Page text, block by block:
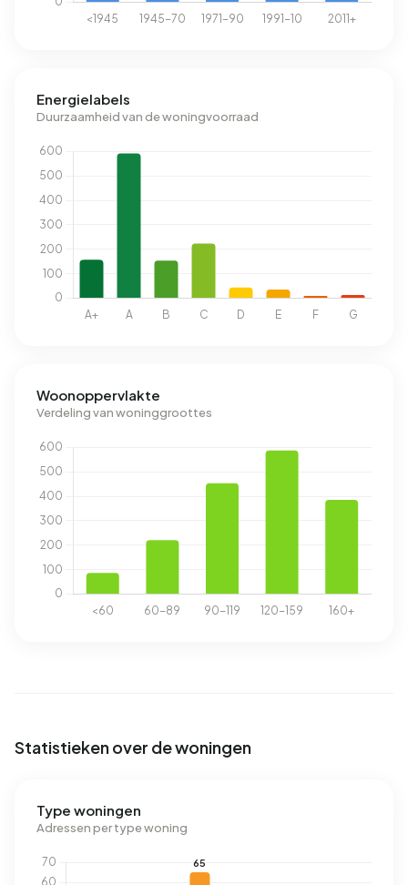
Energielabels
Duurzaamheid van de woningvoorraad
Woonoppervlakte
Verdeling van woninggroottes
Statistieken over de woningen
Type woningen
Adressen per type woning